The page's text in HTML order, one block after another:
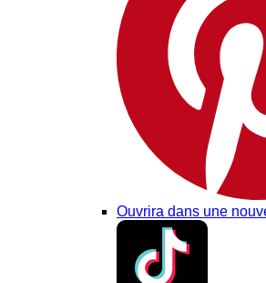
Ouvrira dans une